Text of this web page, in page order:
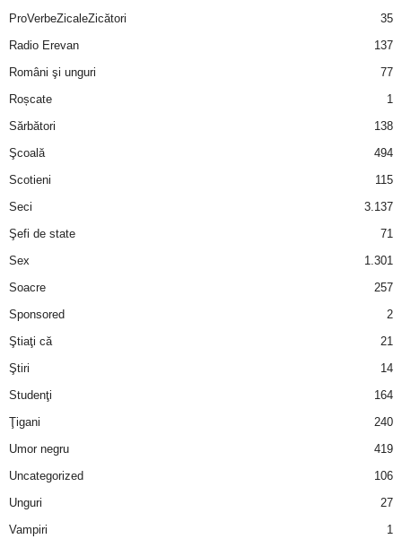
ProVerbeZicaleZicători
35
Radio Erevan
137
Români şi unguri
77
Roșcate
1
Sărbători
138
Şcoală
494
Scotieni
115
Seci
3.137
Şefi de state
71
Sex
1.301
Soacre
257
Sponsored
2
Ştiaţi că
21
Ştiri
14
Studenţi
164
Ţigani
240
Umor negru
419
Uncategorized
106
Unguri
27
Vampiri
1